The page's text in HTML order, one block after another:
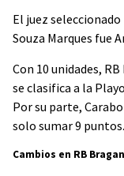
El juez
Souza Marques fue
Con 10 unidades,
se clasifica a la
Por su parte,
solo sumar 9 puntos.
Cambios en RB